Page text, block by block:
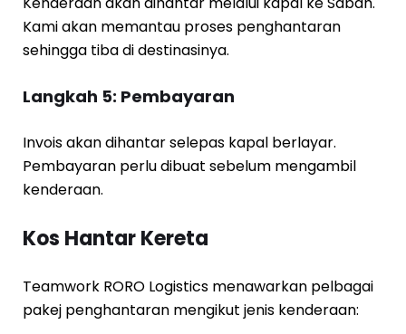
Kami akan memantau proses penghantaran
sehingga tiba di destinasinya.
Langkah 5: Pembayaran
Invois akan dihantar selepas kapal berlayar.
Pembayaran perlu dibuat sebelum mengambil
kenderaan.
Kos Hantar Kereta
Teamwork RORO Logistics menawarkan pelbagai
pakej penghantaran mengikut jenis kenderaan: